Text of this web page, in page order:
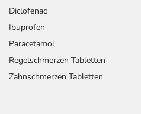
Diclofenac
Ibuprofen
Paracetamol
Regelschmerzen Tabletten
Zahnschmerzen Tabletten